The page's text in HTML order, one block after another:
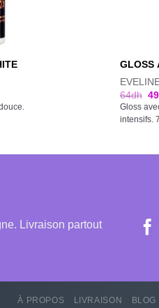
GLOSS
64dh 49
Gloss
intensifs.
Livraison partout
À PROPOS LIVRAISON BLOG